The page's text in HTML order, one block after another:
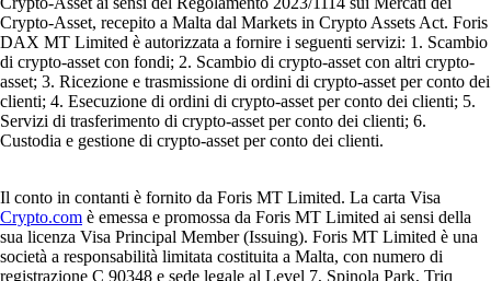
Crypto-Asset, recepito a Malta dal Markets in Crypto Assets Act. Foris
DAX MT Limited è autorizzata a fornire i seguenti servizi: 1. Scambio
di crypto-asset con fondi; 2. Scambio di crypto-asset con altri crypto-
asset; 3. Ricezione e trasmissione di ordini di crypto-asset per conto dei
clienti; 4. Esecuzione di ordini di crypto-asset per conto dei clienti; 5.
Servizi di trasferimento di crypto-asset per conto dei clienti; 6.
Custodia e gestione di crypto-asset per conto dei clienti.
Il conto in contanti è fornito da Foris MT Limited. La carta Visa
Crypto.com è emessa e promossa da Foris MT Limited ai sensi della
sua licenza Visa Principal Member (Issuing). Foris MT Limited è una
società a responsabilità limitata costituita a Malta, con numero di
registrazione C 90348 e sede legale al Level 7, Spinola Park, Triq